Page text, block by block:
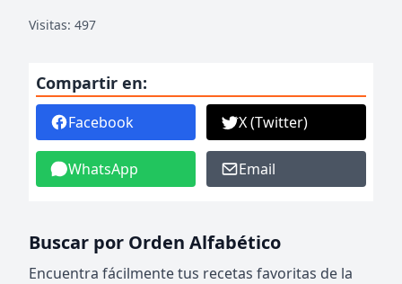
Visitas: 497
Compartir en:
Facebook X (Twitter)
WhatsApp Email
Buscar por Orden Alfabético
Encuentra fácilmente tus recetas favoritas de la